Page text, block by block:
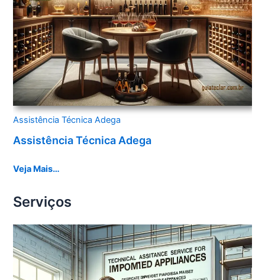
Assistência Técnica Adega
Assistência Técnica Adega
Veja Mais…
Serviços